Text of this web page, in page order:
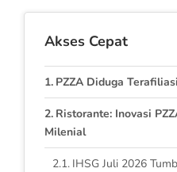
Akses Cepat
PZZA Diduga
Ristorante: Inovasi
Milenial
IHSG Juli 2026